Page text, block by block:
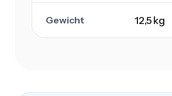
Gewicht 12,5 kg